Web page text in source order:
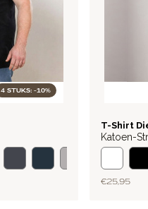
4 STUKS: -10%
BASIC
T-Shirt
Katoen-
€ 25,95